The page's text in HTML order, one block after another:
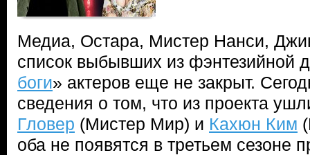
Медиа, Остара, Мистер Нанси,
список выбывших из фэнтезийной
боги» актеров еще не закрыт.
сведения о том, что из проекта
Гловер (Мистер Мир) и Кахюн Ким
оба не появятся в третьем сезоне